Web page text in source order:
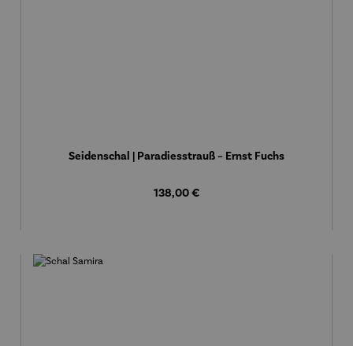
Seidenschal | Paradiesstrauß – Ernst Fuchs
Regulärer Preis:
138,00 €